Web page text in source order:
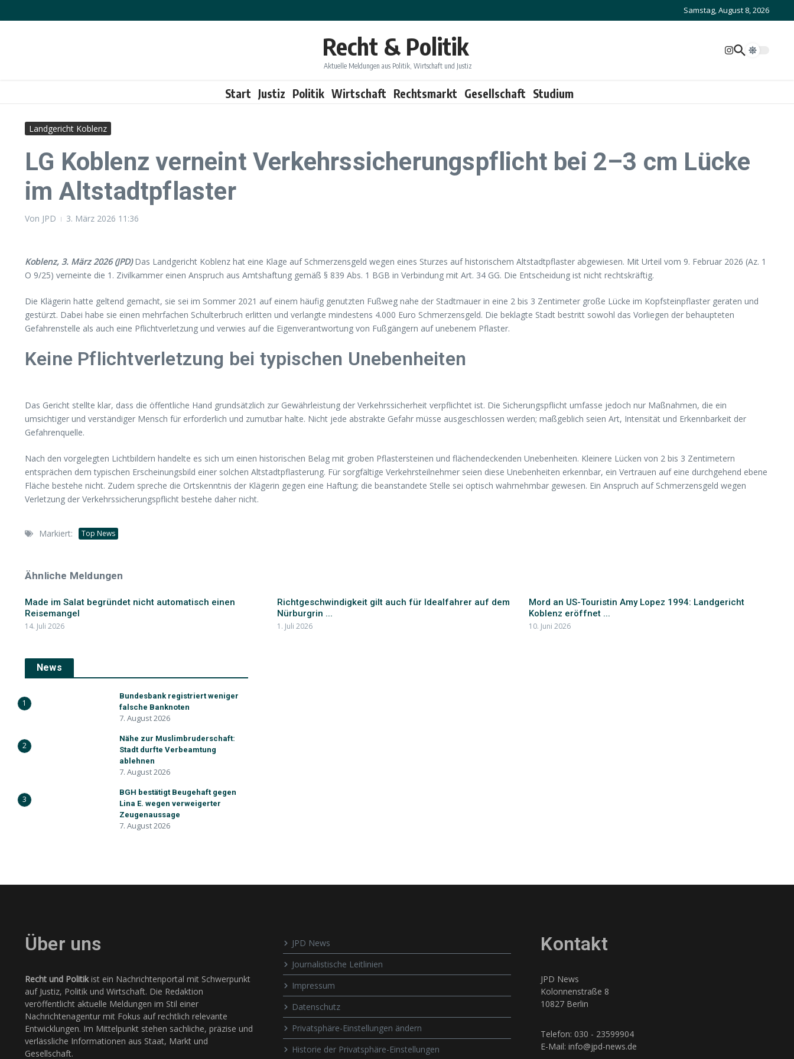
Samstag, August 8, 2026
Recht & Politik
Aktuelle Meldungen aus Politik, Wirtschaft und Justiz
Start Justiz Politik Wirtschaft Rechtsmarkt Gesellschaft Studium
Landgericht Koblenz
LG Koblenz verneint Verkehrssicherungspflicht bei 2–3 cm Lücke
im Altstadtpflaster
Von JPD 3. März 2026 11:36
Koblenz, 3. März 2026 (JPD)Das Landgericht Koblenz hat eine Klage auf Schmerzensgeld wegen eines Sturzes auf historischem Altstadtpflaster abgewiesen. Mit Urteil vom 9. Februar 2026 (Az. 1
O 9/25) verneinte die 1. Zivilkammer einen Anspruch aus Amtshaftung gemäß § 839 Abs. 1 BGB in Verbindung mit Art. 34 GG. Die Entscheidung ist nicht rechtskräftig.
Die Klägerin hatte geltend gemacht, sie sei im Sommer 2021 auf einem häufig genutzten Fußweg nahe der Stadtmauer in eine 2 bis 3 Zentimeter große Lücke im Kopfsteinpflaster geraten und
gestürzt. Dabei habe sie einen mehrfachen Schulterbruch erlitten und verlangte mindestens 4.000 Euro Schmerzensgeld. Die beklagte Stadt bestritt sowohl das Vorliegen der behaupteten
Gefahrenstelle als auch eine Pflichtverletzung und verwies auf die Eigenverantwortung von Fußgängern auf unebenem Pflaster.
Keine Pflichtverletzung bei typischen Unebenheiten
Das Gericht stellte klar, dass die öffentliche Hand grundsätzlich zur Gewährleistung der Verkehrssicherheit verpflichtet ist. Die Sicherungspflicht umfasse jedoch nur Maßnahmen, die ein
umsichtiger und verständiger Mensch für erforderlich und zumutbar halte. Nicht jede abstrakte Gefahr müsse ausgeschlossen werden; maßgeblich seien Art, Intensität und Erkennbarkeit der
Gefahrenquelle.
Nach den vorgelegten Lichtbildern handelte es sich um einen historischen Belag mit groben Pflastersteinen und flächendeckenden Unebenheiten. Kleinere Lücken von 2 bis 3 Zentimetern
entsprächen dem typischen Erscheinungsbild einer solchen Altstadtpflasterung. Für sorgfältige Verkehrsteilnehmer seien diese Unebenheiten erkennbar, ein Vertrauen auf eine durchgehend ebene
Fläche bestehe nicht. Zudem spreche die Ortskenntnis der Klägerin gegen eine Haftung; die beanstandete Stelle sei optisch wahrnehmbar gewesen. Ein Anspruch auf Schmerzensgeld wegen
Verletzung der Verkehrssicherungspflicht bestehe daher nicht.
Markiert: Top News
Ähnliche Meldungen
Made im Salat begründet nicht automatisch einen
Reisemangel
14. Juli 2026
Richtgeschwindigkeit gilt auch für Idealfahrer auf dem
Nürburgrin ...
1. Juli 2026
Mord an US-Touristin Amy Lopez 1994: Landgericht
Koblenz eröffnet ...
10. Juni 2026
News
1
Bundesbank registriert weniger
falsche Banknoten
7. August 2026
2
Nähe zur Muslimbruderschaft:
Stadt durfte Verbeamtung
ablehnen
7. August 2026
3
BGH bestätigt Beugehaft gegen
Lina E. wegen verweigerter
Zeugenaussage
7. August 2026
Über uns
Recht und Politikist ein Nachrichtenportal mit Schwerpunkt
auf Justiz, Politik und Wirtschaft. Die Redaktion
veröffentlicht aktuelle Meldungen im Stil einer
Nachrichtenagentur mit Fokus auf rechtlich relevante
Entwicklungen. Im Mittelpunkt stehen sachliche, präzise und
verlässliche Informationen aus Staat, Markt und
Gesellschaft.
JPD News
Journalistische Leitlinien
Impressum
Datenschutz
Privatsphäre-Einstellungen ändern
Historie der Privatsphäre-Einstellungen
Kontakt
JPD News
Kolonnenstraße 8
10827 Berlin
Telefon: 030 - 23599904
E-Mail: info@jpd-news.de